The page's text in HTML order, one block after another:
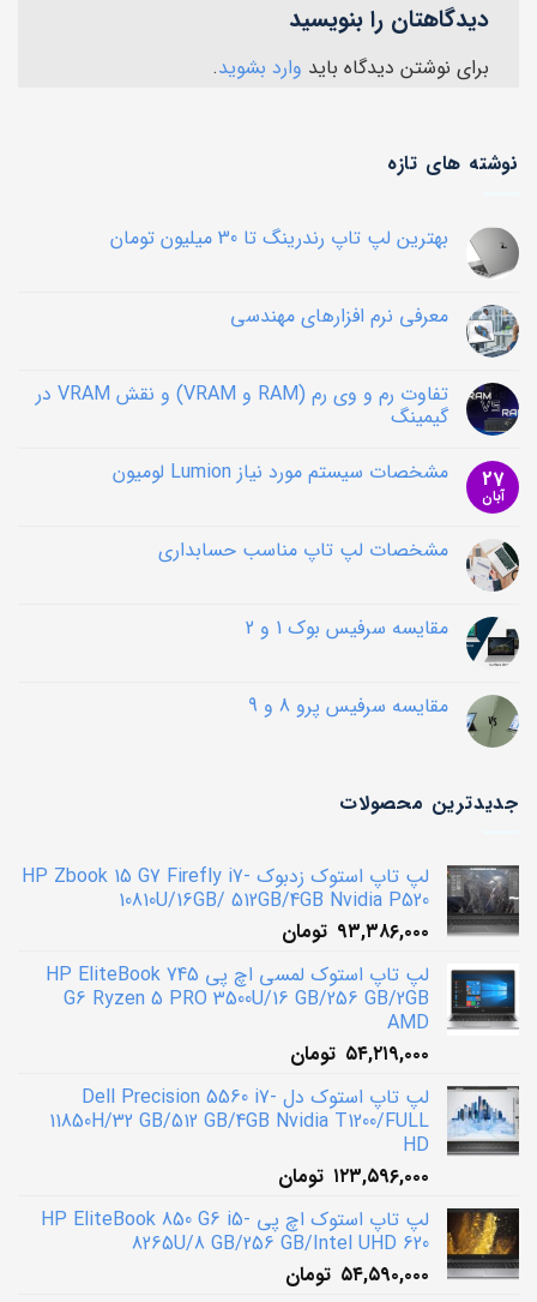
نوشته های تازه
بهترین لپ تاپ رندرینگ تا 30 میلیون تومان
بهترین
لپ
30
میلیون
تومان
نشده
معرفی نرم افزارهای مهندسی
معرفی
نرم
افزارهای
مهندسی
نشده تفاوت رم و وی رم (RAM و VRAM) و نقش VRAM در
گیمینگ
برای
رم
نقش
VRAM
ثبت 27
آبان
مشخصات سیستم مورد نیاز Lumion لومیون
مشخصات
سیستم
لومیون
نشده
مشخصات لپ تاپ مناسب حسابداری
مشخصات
لپ
نشده
مقایسه سرفیس بوک 1 و 2
مقایسه
سرفیس
نشده
مقایسه سرفیس پرو 8 و 9
پرو
جدیدترین محصولات
لپ تاپ استوک زدبوک HP Zbook 15 G7 Firefly i7-
10810U/16GB/ 512GB/4GB Nvidia P520
۹۳,۳۸۶,۰۰۰ تومان
لپ تاپ استوک لمسی اچ پی HP EliteBook 745
G6 Ryzen 5 PRO 3500U/16 GB/256 GB/2GB
AMD
۵۴,۲۱۹,۰۰۰ تومان
لپ تاپ استوک دل Dell Precision 5560 i7-
11850H/32 GB/512 GB/4GB Nvidia T1200/FULL
HD
۱۲۳,۵۹۶,۰۰۰ تومان
لپ تاپ استوک اچ پی HP EliteBook 850 G6 i5-
8265U/8 GB/256 GB/Intel UHD 620
۵۴,۵۹۰,۰۰۰ تومان
دیدگاهتان را بنویسید
برای نوشتن دیدگاه باید وارد بشوید.